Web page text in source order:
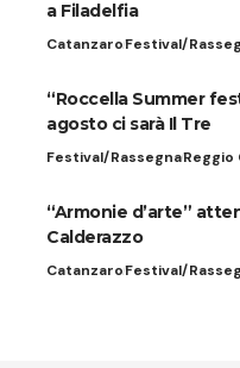
a Filadelfia
CatanzaroFestival/
“Roccella Summer
agosto ci sarà Il Tre
Festival/RassegnaReggio
“Armonie d’arte”
Calderazzo
CatanzaroFestival/